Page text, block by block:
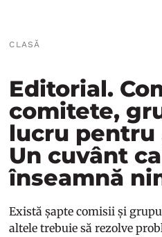
CLASĂ
Editorial.
comitete,
lucru pentru
Un cuvânt
înseamnă
Există șapte comisii și
altele trebuie să rezolve